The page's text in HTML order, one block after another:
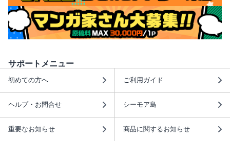
サポートメニュー
初めての方へ ご利用ガイド
ヘルプ・お問合せ シーモア島
重要なお知らせ 商品に関するお知らせ